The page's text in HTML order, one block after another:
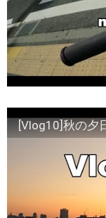
[Vlog10]秋の夕